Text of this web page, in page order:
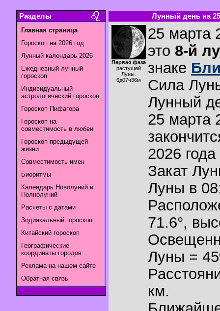
Разделы
Главная страница
Гороскоп на 2026 год
Лунный календарь 2026
Ежедневный лунный
гороскоп
Индивидуальный
астрологический гороскоп
Гороскоп Пифагора
Гороскоп на
совместимость в любви
Гороскоп предыдущей
жизни
Совместимость имен
Биоритмы
Календарь Новолуний и
Полнолуний
Расчеты с датами
Зодиакальный гороскоп
Китайский гороскоп
Географические
координаты городов
Реклама на нашем сайте
Обратная связь
Лунный день на
Первая фаза
растущей
Луны.
6д07ч36м
25 марта
это 8-й
знаке
Сила
Лунный
25 марта
2026
Закат
Луны в
71.6°,
Луны =
км.